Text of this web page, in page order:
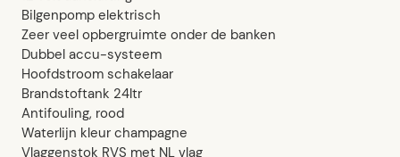
Bilgenpomp elektrisch
Zeer veel opbergruimte onder de banken
Dubbel accu-systeem
Hoofdstroom schakelaar
Brandstoftank 24ltr
Antifouling, rood
Waterlijn kleur champagne
Vlaggenstok RVS met NL vlag